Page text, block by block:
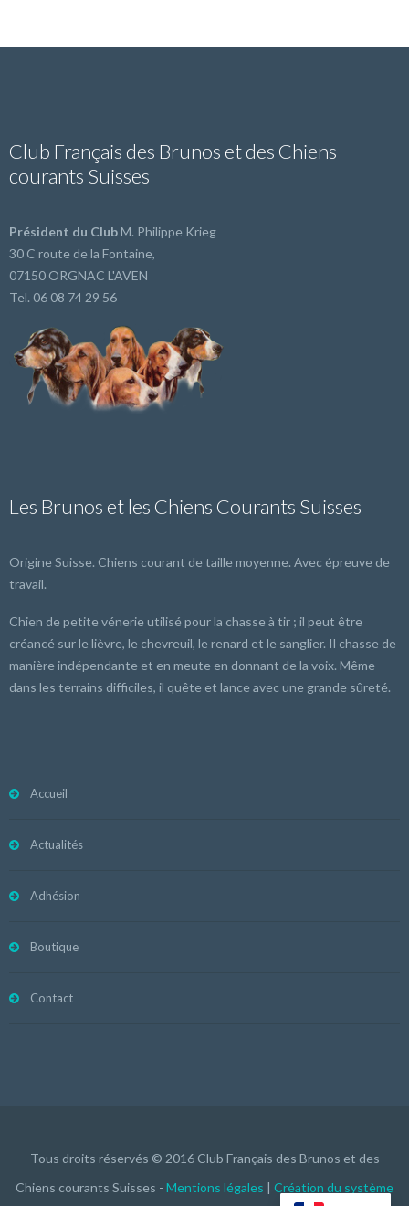
Club Français des Brunos et des Chiens
courants Suisses
Président du ClubM. Philippe Krieg
30 C route de la Fontaine,
07150 ORGNAC L'AVEN
Tel. 06 08 74 29 56
Les Brunos et les Chiens Courants Suisses
Origine Suisse. Chiens courant de taille moyenne. Avec épreuve de
travail.
Chien de petite vénerie utilisé pour la chasse à tir ; il peut être
créancé sur le lièvre, le chevreuil, le renard et le sanglier. Il chasse de
manière indépendante et en meute en donnant de la voix. Même
dans les terrains difficiles, il quête et lance avec une grande sûreté.
Accueil
Actualités
Adhésion
Boutique
Contact
Tous droits réservés © 2016 Club Français des Brunos et des
Chiens courants Suisses - Mentions légales | Création du système